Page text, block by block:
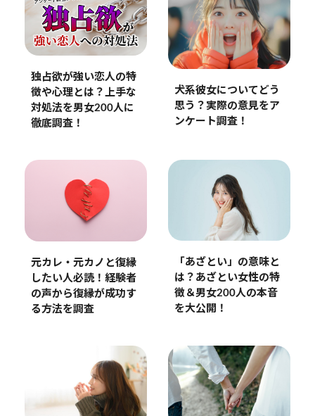
独占欲が強い恋人の特
徴や心理とは？上手な
対処法を男女200人に
徹底調査！
犬系彼女についてどう
思う？実際の意見をア
ンケート調査！
元カレ・元カノと復縁
したい人必読！経験者
の声から復縁が成功す
る方法を調査
「あざとい」の意味と
は？あざとい女性の特
徴＆男女200人の本音
を大公開！